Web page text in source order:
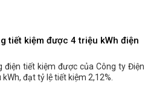
tiết kiệm được 4 triệu kWh điện
tiết kiệm được của Công ty Điện
đạt tỷ lệ tiết kiệm 2,12%.